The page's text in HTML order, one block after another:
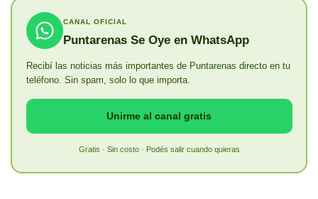
CANAL OFICIAL
Puntarenas Se Oye en WhatsApp
Recibí las noticias más importantes de Puntarenas directo en tu
teléfono. Sin spam, solo lo que importa.
Unirme al canal gratis
Gratis · Sin costo · Podés salir cuando quieras